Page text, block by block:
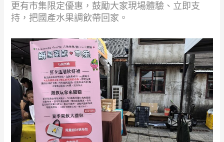
更有市集限定優惠，鼓勵大家現場體驗、立即支
持，把國產水果調飲帶回家。